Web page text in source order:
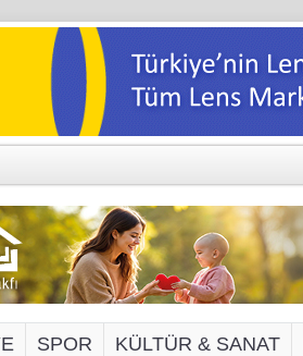
SPOR KÜLTÜR & SANAT